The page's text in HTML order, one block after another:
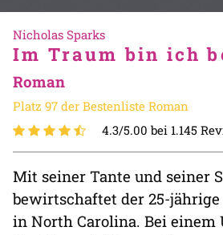
Nicholas Sparks
Im Traum bin ich
Roman
Platz 97 der Bestenliste Roman
4.3/5.00 bei 1.145
Mit seiner Tante und seiner
bewirtschaftet der 25-
in North Carolina. Bei einem